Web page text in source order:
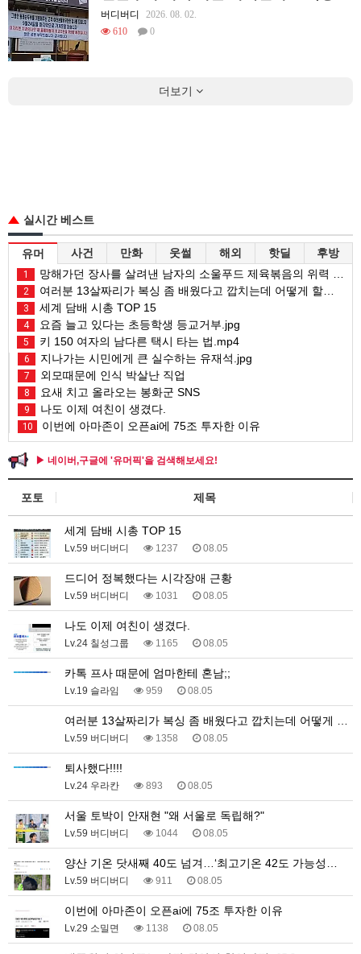
버디버디
2026. 08. 02.
610
0
더보기
실시간 베스트
유머 사건 만화 웃썰 해외 핫딜 후방
1 망해가던 장사를 살려낸 남자의 소울푸드 제육볶음의 위력 ㅋㅋ
2 여러분 13살짜리가 복싱 좀 배웠다고 깝치는데 어떻게 할까요?
3 세계 담배 시총 TOP 15
4 요즘 늘고 있다는 초등학생 등교거부.jpg
5 키 150 여자의 남다른 택시 타는 법.mp4
6 지나가는 시민에게 큰 실수하는 유재석.jpg
7 외모때문에 인식 박살난 직업
8 요새 치고 올라오는 봉화군 SNS
9 나도 이제 여친이 생겼다.
10 이번에 아마존이 오픈ai에 75조 투자한 이유
▶ 네이버,구글에 '유머픽'을 검색해보세요!
포토 제목
세계 담배 시총 TOP 15
Lv.59 버디버디 1237 08.05
드디어 정복했다는 시각장애 근황
Lv.59 버디버디 1031 08.05
나도 이제 여친이 생겼다.
Lv.24 칠성그룹 1165 08.05
카톡 프사 때문에 엄마한테 혼남;;
Lv.19 슬라임 959 08.05
여러분 13살짜리가 복싱 좀 배웠다고 깝치는데 어떻게 …
Lv.59 버디버디 1358 08.05
퇴사했다!!!!
Lv.24 우라칸 893 08.05
서울 토박이 안재현 "왜 서울로 독립해?"
Lv.59 버디버디 1044 08.05
양산 기온 닷새째 40도 넘겨…‘최고기온 42도 가능성…
Lv.59 버디버디 911 08.05
이번에 아마존이 오픈ai에 75조 투자한 이유
Lv.29 소밀면 1138 08.05